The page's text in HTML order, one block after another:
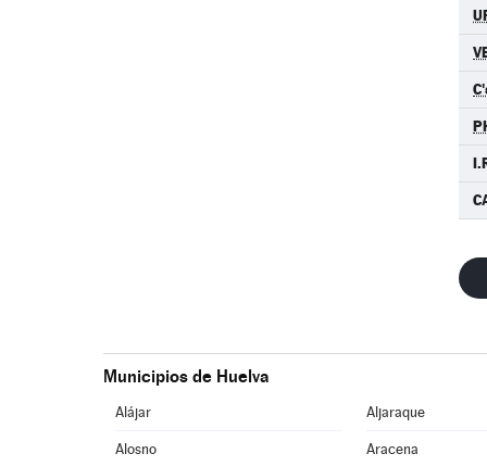
Municipios de Huelva
Alájar Aljaraque
Alosno Aracena